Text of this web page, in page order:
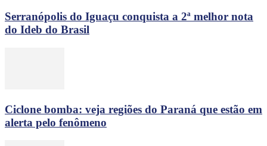
Serranópolis do Iguaçu conquista a 2ª melhor nota
do Ideb do Brasil
Ciclone bomba: veja regiões do Paraná que estão em
alerta pelo fenômeno